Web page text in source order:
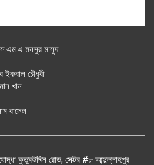
মনসুর মাসুদ
ইকবাল চৌধুরী
খান
রাসেল
কুতুবউদ্দিন রোড, সেক্টর #৮ আব্দুল্লাহপুর